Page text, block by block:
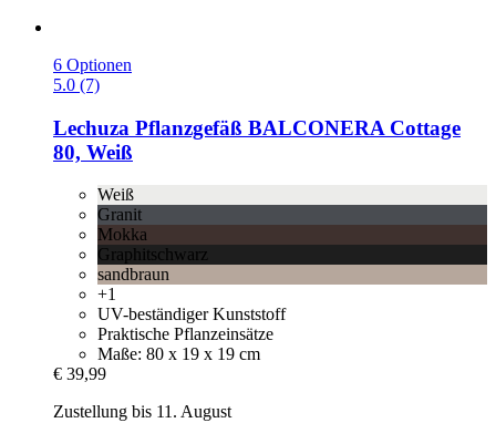
6 Optionen
5.0 (7)
Lechuza Pflanzgefäß BALCONERA Cottage
80, Weiß
Weiß
Granit
Mokka
Graphitschwarz
sandbraun
+1
UV-beständiger Kunststoff
Praktische Pflanzeinsätze
Maße: 80 x 19 x 19 cm
€ 39,99
Zustellung bis 11. August